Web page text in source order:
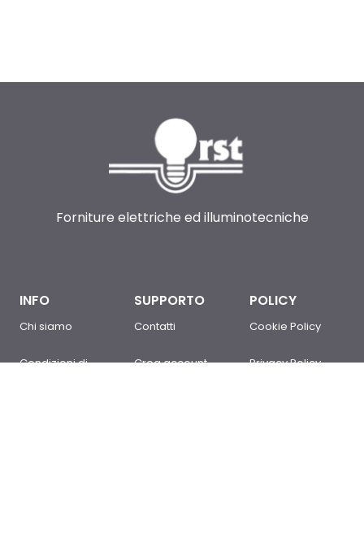
Forniture elettriche ed illuminotecniche
INFO
Chi siamo
Condizioni di
SUPPORTO
Contatti
Crea account
POLICY
Cookie Policy
Privacy Policy